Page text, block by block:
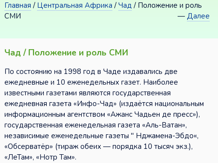
Главная / Центральная Африка /Чад / Положение и роль
СМИ
—Далее
Чад / Положение и роль СМИ
По состоянию на 1998 год в Чаде издавались две
ежедневные и 10 еженедельных газет. Наиболее
известными газетами являются государственная
ежедневная газета «Инфо-Чад» (издаётся национальным
информационным агентством «Ажанс Чадьен де пресс»),
государственная еженедельная газета «Аль-Ватан»,
независимые еженедельные газеты " Нджамена-Эбдо«,
«Обсерватёр» (тираж обеих — порядка 10 тысяч экз.),
«ЛеТам», «Нотр Там».